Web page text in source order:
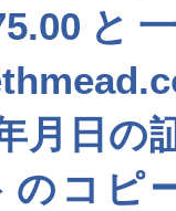
と
月日の
コピ